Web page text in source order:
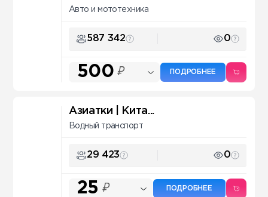
Авто и мототехника
587 342 0
500 ₽ ПОДРОБНЕЕ
Азиатки | Кита...
Водный транспорт
29 423 0
25 ₽ ПОДРОБНЕЕ